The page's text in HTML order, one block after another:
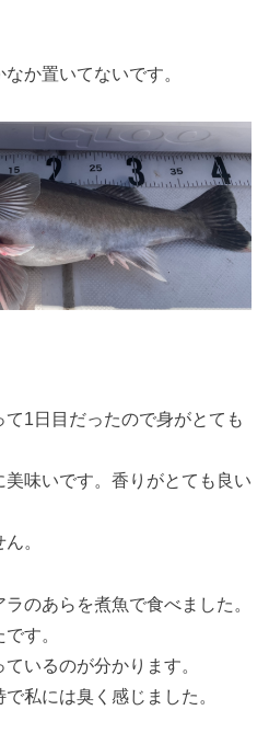
か置いてないです。
1日目だったので身がとても
味いです。香りがとても良い
。
のあらを煮魚で食べました。
す。
いるのが分かります。
私には臭く感じました。